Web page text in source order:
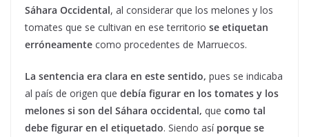
Sáhara Occidental, al considerar que los melones y los
tomates que se cultivan en ese territorio se etiquetan
erróneamente como procedentes de Marruecos.
La sentencia era clara en este sentido, pues se indicaba
al país de origen que debía figurar en los tomates y los
melones si son del Sáhara occidental, que como tal
debe figurar en el etiquetado. Siendo así porque se